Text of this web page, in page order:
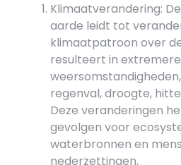
Klimaatverandering:
aarde leidt tot
klimaatpatroon over
resulteert in extremere
regenval, droogte,
Deze veranderingen
gevolgen voor
waterbronnen en
nederzettingen.